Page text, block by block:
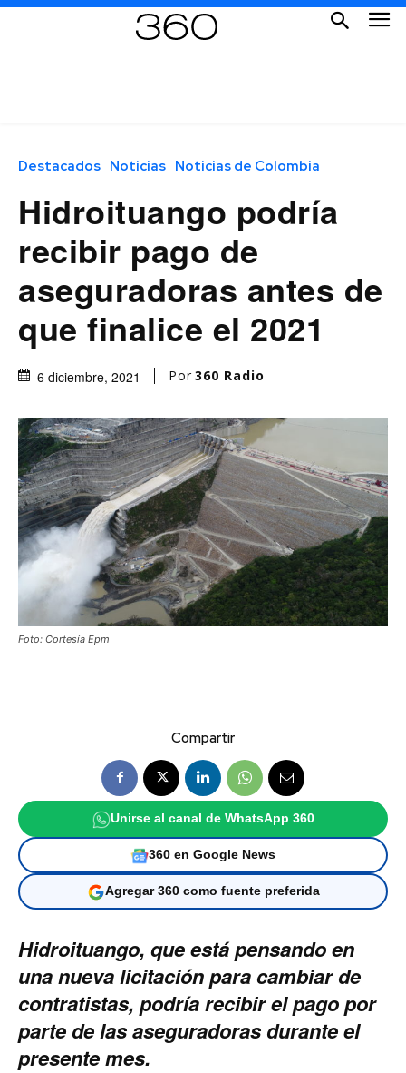
Destacados Noticias Noticias de Colombia
Hidroituango podría
recibir pago de
aseguradoras antes de
que finalice el 2021
6 diciembre, 2021 Por 360 Radio
Foto: Cortesía Epm
Compartir
Unirse al canal de WhatsApp 360
360 en Google News
Agregar 360 como fuente preferida
Hidroituango, que está pensando en
una nueva licitación para cambiar de
contratistas, podría recibir el pago por
parte de las aseguradoras durante el
presente mes.